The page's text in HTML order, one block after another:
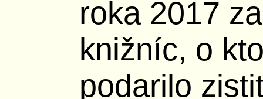
roka 2017
knižníc, o
podarilo